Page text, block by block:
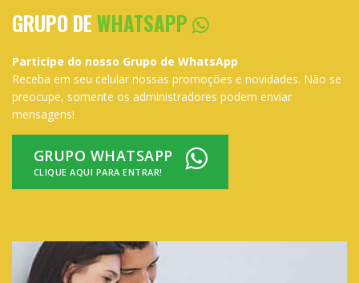
GRUPO DEWHATSAPP
Participe do nosso Grupo de WhatsApp
Receba em seu celular nossas promoções e novidades. Não se
preocupe, somente os administradores podem enviar
mensagens!
GRUPO WHATSAPP
CLIQUE AQUI PARA ENTRAR!